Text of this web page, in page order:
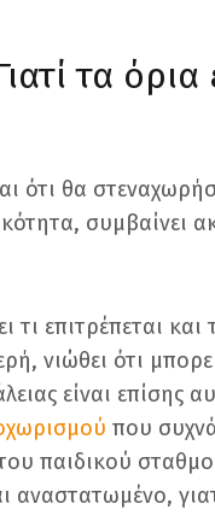
τα όρια
ότι θα
συμβαίνει
επιτρέπεται και
νιώθει ότι
είναι επίσης
που
παιδικού
αναστατωμένο,